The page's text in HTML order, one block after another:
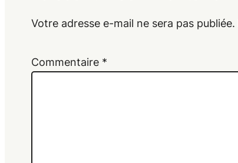
Votre adresse e-mail ne sera pas publiée.
Commentaire *